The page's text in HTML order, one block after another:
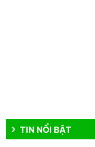
TIN NỔI BẬT